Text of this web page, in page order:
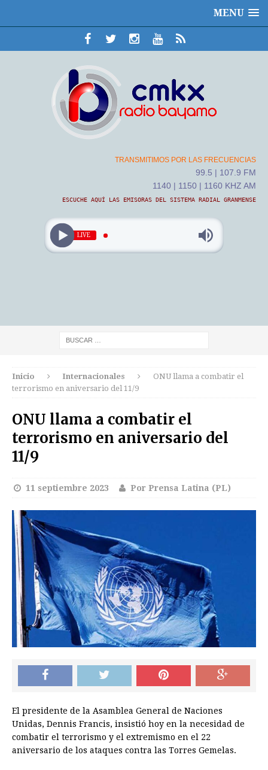
MENU
TRANSMITIMOS POR LAS FRECUENCIAS
99.5 | 107.9 FM
1140 | 1150 | 1160 KHZ AM
ESCUCHE AQUÍ LAS EMISORAS DEL SISTEMA RADIAL GRANMENSE
LIVE
Inicio Internacionales
ONU llama a combatir el
terrorismo en aniversario del 11/9
ONU llama a combatir el
terrorismo en aniversario del
11/9
11 septiembre 2023 Por Prensa Latina (PL)
El presidente de la Asamblea General de Naciones
Unidas, Dennis Francis, insistió hoy en la necesidad de
combatir el terrorismo y el extremismo en el 22
aniversario de los ataques contra las Torres Gemelas.